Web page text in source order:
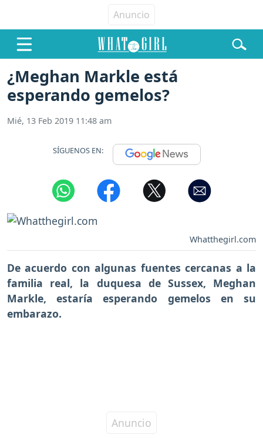
¿Meghan Markle está
esperando gemelos?
Mié, 13 Feb 2019 11:48 am
SÍGUENOS EN:
Whatthegirl.com
De acuerdo con algunas fuentes cercanas a la
familia real, la duquesa de Sussex, Meghan
Markle, estaría esperando gemelos en su
embarazo.